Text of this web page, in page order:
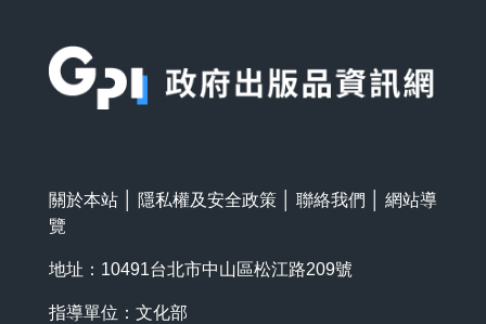
關於本站 隱私權及安全政策 聯絡我們
網站導
覽
地址：10491台北市中山區松江路209號
指導單位：文化部